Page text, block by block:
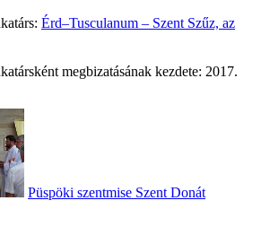
Érd–Tusculanum – Szent Szűz, az
megbizatásának kezdete: 2017.
Püspöki szentmise Szent Donát